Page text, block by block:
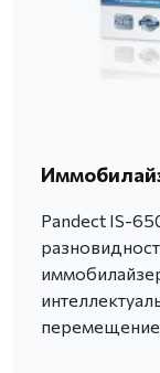
Pandect IS-
перемещение